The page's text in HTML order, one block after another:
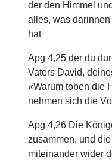
der den Himmel
alles, was
hat
Apg 4,25 der du
Vaters David,
«Warum toben die
nehmen sich die
Apg 4,26 Die
zusammen, und
miteinander wider